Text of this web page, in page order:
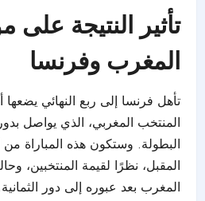
تأثير النتيجة على
المغرب وفرنسا
تأهل فرنسا إلى ربع النهائي
المنتخب المغربي، الذي يواصل
البطولة. وستكون هذه المباراة من
المقبل، نظرًا لقيمة المنتخبين،
المغرب بعد عبوره إلى دور